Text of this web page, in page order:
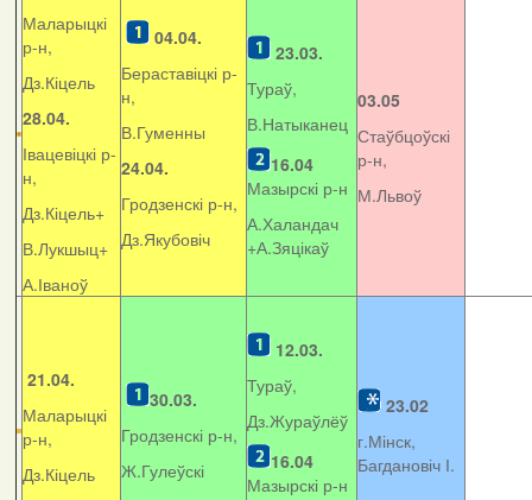
Маларыцкі
р-н,
Дз.Кіцель
28.04.
Івацевіцкі р-
н,
Дз.Кіцель+
В.Лукшыц+
А.Іваноў
04.04.
Бераставіцкі р-
н,
В.Гуменны
24.04.
Гродзенскі р-н,
Дз.Якубовіч
23.03.
Тураў,
В.Натыканец
16.04
Мазырскі р-н
А.Халандач
+А.Зяцікаў
03.05
Стаўбцоўскі
р-н,
М.Львоў
21.04.
Маларыцкі
р-н,
Дз.Кіцель
30.03.
Гродзенскі р-н,
Ж.Гулеўскі
12.03.
Тураў,
Дз.Жураўлёў
16.04
Мазырскі р-н
23.02
г.Мінск,
Багдановіч І.